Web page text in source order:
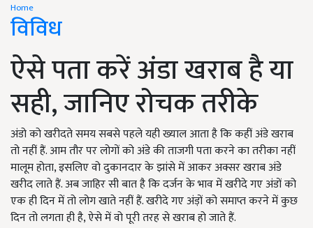
Home
विविध
ऐसे पता करें अंडा खराब है या
सही, जानिए रोचक तरीके
अंडो को खरीदते समय सबसे पहले यही ख्याल आता है कि कहीं अंडे खराब
तो नहीं हैं. आम तौर पर लोगों को अंडे की ताजगी पता करने का तरीका नहीं
मालूम होता, इसलिए वो दुकानदार के झांसे में आकर अक्सर खराब अंडे
खरीद लाते हैं. अब जाहिर सी बात है कि दर्जन के भाव में खरीदे गए अंडों को
एक ही दिन में तो लोग खाते नहीं हैं. खरीदे गए अंड़ों को समाप्त करने में कुछ
दिन तो लगता ही है, ऐसे में वो पूरी तरह से खराब हो जाते हैं.